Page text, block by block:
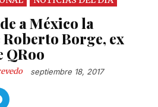
a México la
Borge, ex
QRoo
septiembre 18, 2017